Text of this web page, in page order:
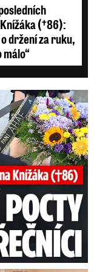
(†86):
držení za ruku,
málo“